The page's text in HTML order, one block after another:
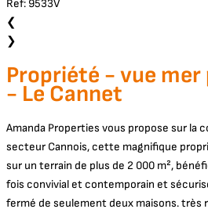
Ref: 9533V
❮
❯
Propriété - vue mer
- Le Cannet
Amanda Properties vous propose sur la
secteur Cannois, cette magnifique
sur un terrain de plus de 2 000 m²,
fois convivial et contemporain et
fermé de seulement deux maisons. très